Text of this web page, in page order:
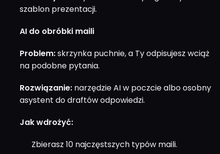
szablon prezentacji.
AI do obróbki maili
Problem:skrzynka puchnie, a Ty odpisujesz wciąż
na podobne pytania.
Rozwiązanie: narzędzie AI w poczcie albo osobny
asystent do draftów odpowiedzi.
Jak wdrożyć:
Zbierasz 10 najczęstszych typów maili.